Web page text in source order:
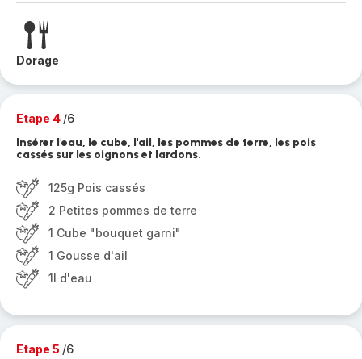
Dorage
Etape 4 /6
Insérer l'eau, le cube, l'ail, les pommes de terre, les pois
cassés sur les oignons et lardons.
125g Pois cassés
2 Petites pommes de terre
1 Cube "bouquet garni"
1 Gousse d'ail
1l d'eau
Etape 5 /6